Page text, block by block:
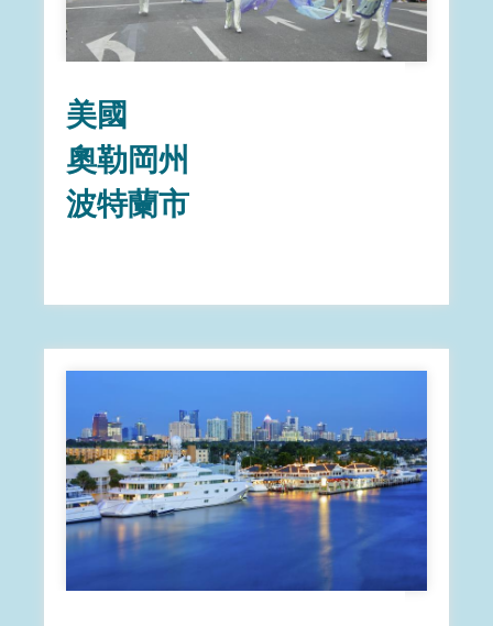
美國
奧勒岡州
波特蘭市